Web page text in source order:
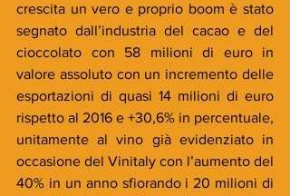
crescita un vero e proprio boom è stato
segnato dall’industria del cacao e del
cioccolato con 58 milioni di euro in
valore assoluto con un incremento delle
esportazioni di quasi 14 milioni di euro
rispetto al 2016 e +30,6% in percentuale,
unitamente al vino già evidenziato in
occasione del Vinitaly con l’aumento del
40% in un anno sfiorando i 20 milioni di